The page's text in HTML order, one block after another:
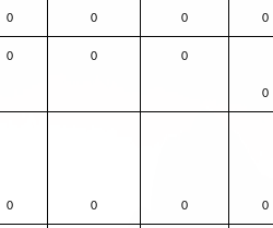
0 0 0 0
0 0 0
0
0 0 0 0